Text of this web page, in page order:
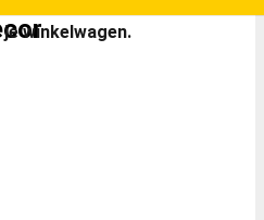
winkelwagen.